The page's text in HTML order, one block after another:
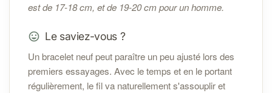
est de 17-18 cm, et de 19-20 cm pour un homme.
Le saviez-vous ?
Un bracelet neuf peut paraître un peu ajusté lors des
premiers essayages. Avec le temps et en le portant
régulièrement, le fil va naturellement s'assouplir et